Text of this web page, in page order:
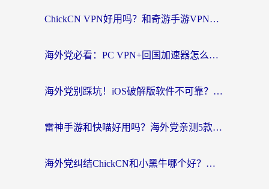
ChickCN VPN好用吗？和奇游手游VPN对比哪个回国效果更好？海外党亲测实用指南
海外党必看：PC VPN+回国加速器怎么选？无缝访问国内资源全攻略
海外党别踩坑！iOS破解版软件不可靠？教你选对回国加速器无缝看国内资源
雷神手游和快喵好用吗？海外党亲测5款回国加速器，附斧牛Bling对比+微信视频号解决办法
海外党纠结ChickCN和小黑牛哪个好？一篇帮你选对回国加速器的实用指南